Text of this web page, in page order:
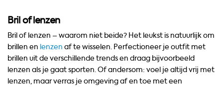
Bril of lenzen
Bril of lenzen – waarom niet beide? Het leukst is natuurlijk om
brillen en lenzen af te wisselen. Perfectioneer je outfit met
brillen uit de verschillende trends en draag bijvoorbeeld
lenzen als je gaat sporten. Of andersom: voel je altijd vrij met
lenzen, maar verras je omgeving af en toe met een